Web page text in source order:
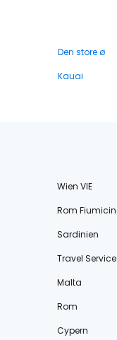
Den store ø
Kauai
Wien VIE
Rom
Sardinien
Travel Service
Malta
Rom
Cypern